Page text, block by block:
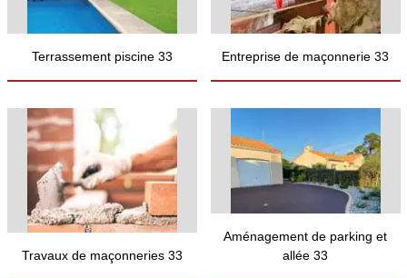
Terrassement piscine 33 Entreprise de maçonnerie 33
Travaux de maçonneries 33
Aménagement de parking et
allée 33